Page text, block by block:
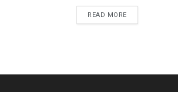
READ MORE